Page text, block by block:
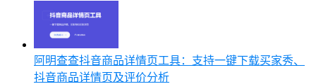
阿明查查抖音商品详情页工具：支持一键下载买家秀、
抖音商品详情页及评价分析